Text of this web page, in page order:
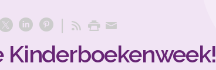
Kinderboekenweek!